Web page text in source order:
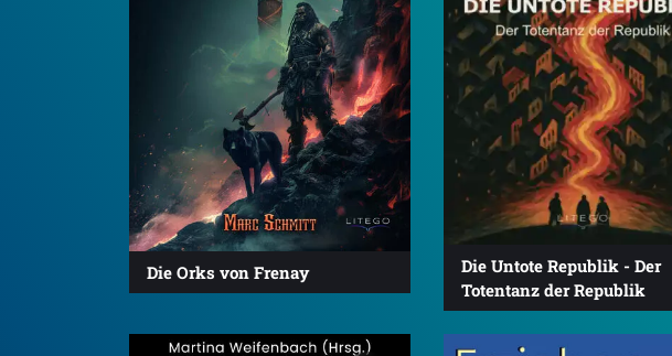
Die Orks von Frenay
Die Untote Republik - Der
Totentanz der Republik